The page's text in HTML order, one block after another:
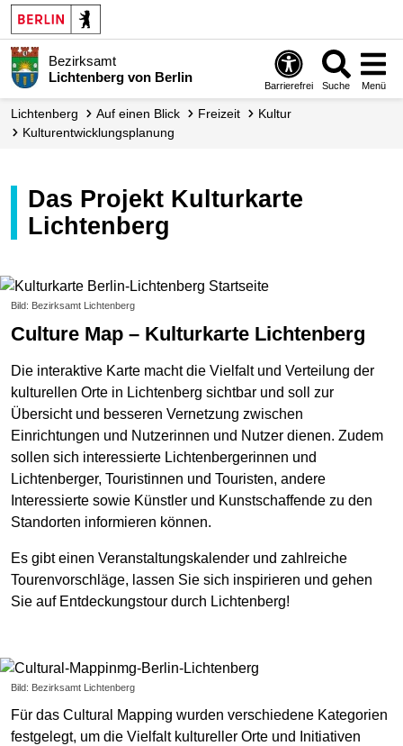
Bezirksamt
Lichtenberg von Berlin
Barrierefrei Suche Menü
Lichtenberg Auf einen Blick Freizeit
Kultur
Kultur­entwicklungs­planung
Das Projekt Kulturkarte
Lichtenberg
Bild: Bezirksamt Lichtenberg
Culture Map – Kulturkarte Lichtenberg
Die interaktive Karte macht die Vielfalt und Verteilung der
kulturellen Orte in Lichtenberg sichtbar und soll zur
Übersicht und besseren Vernetzung zwischen
Einrichtungen und Nutzerinnen und Nutzer dienen. Zudem
sollen sich interessierte Lichtenbergerinnen und
Lichtenberger, Touristinnen und Touristen, andere
Interessierte sowie Künstler und Kunstschaffende zu den
Standorten informieren können.
Es gibt einen Veranstaltungskalender und zahlreiche
Tourenvorschläge, lassen Sie sich inspirieren und gehen
Sie auf Entdeckungstour durch Lichtenberg!
Bild: Bezirksamt Lichtenberg
Für das Cultural Mapping wurden verschiedene Kategorien
festgelegt, um die Vielfalt kultureller Orte und Initiativen